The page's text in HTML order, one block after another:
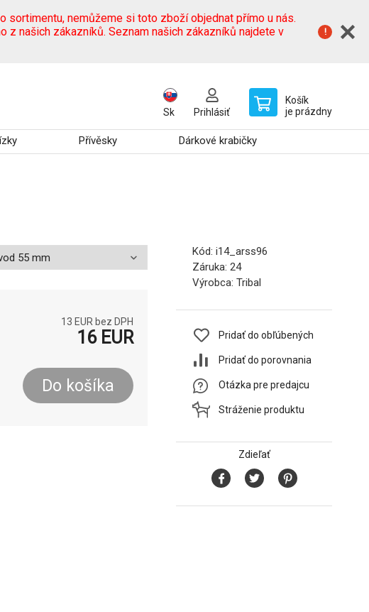
sortimentu, nemůžeme si toto zboží objednat přímo u nás.
našich zákazníků. Seznam našich zákazníků najdete v
Sk Prihlásiť
Košík
je prázdny
Přívěsky Dárkové krabičky
13 EUR bez DPH
16EUR
Do košíka
Kód: i14_arss96
Záruka: 24
Výrobca: Tribal
Pridať do obľúbených
Pridať do porovnania
Otázka pre predajcu
Stráženie produktu
Zdieľať